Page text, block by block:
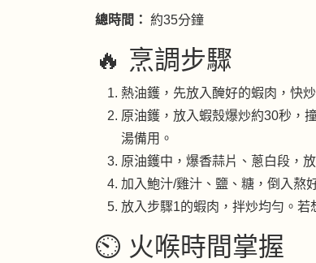
總時間： 約35分鐘
🔥 烹調步驟
熱油鑊，先放入醃好的蝦肉，快
原油鑊，放入蝦殼爆炒約30秒，
湯備用。
原油鑊中，爆香蒜片、蔥白段，
加入鮑汁/雞汁、鹽、糖，倒入熬
放入步驟1的蝦肉，拌炒均勻。若
⏲️ 火喉時間掌握